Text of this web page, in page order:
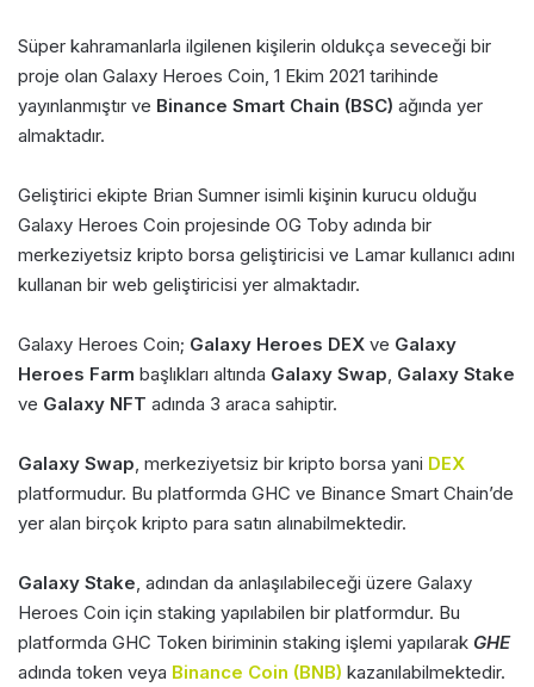
Süper kahramanlarla ilgilenen kişilerin oldukça seveceği bir
proje olan Galaxy Heroes Coin, 1 Ekim 2021 tarihinde
yayınlanmıştır ve Binance Smart Chain (BSC) ağında yer
almaktadır.
Geliştirici ekipte Brian Sumner isimli kişinin kurucu olduğu
Galaxy Heroes Coin projesinde OG Toby adında bir
merkeziyetsiz kripto borsa geliştiricisi ve Lamar kullanıcı adını
kullanan bir web geliştiricisi yer almaktadır.
Galaxy Heroes Coin; Galaxy Heroes DEX ve Galaxy
Heroes Farm başlıkları altında Galaxy Swap, Galaxy Stake
ve Galaxy NFT adında 3 araca sahiptir.
Galaxy Swap, merkeziyetsiz bir kripto borsa yani DEX
platformudur. Bu platformda GHC ve Binance Smart Chain’de
yer alan birçok kripto para satın alınabilmektedir.
Galaxy Stake, adından da anlaşılabileceği üzere Galaxy
Heroes Coin için staking yapılabilen bir platformdur. Bu
platformda GHC Token biriminin staking işlemi yapılarak GHE
adında token veya Binance Coin (BNB) kazanılabilmektedir.